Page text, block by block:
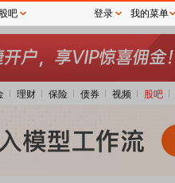
理财 保险 债券 视频 股吧
股吧 登录 我的菜单